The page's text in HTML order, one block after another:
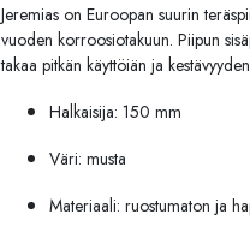
Jeremias on Euroopan suurin
vuoden korroosiotakuun. Piipun
takaa pitkän käyttöiän ja
Halkaisija: 150 mm
Väri: musta
Materiaali: ruostumaton ja